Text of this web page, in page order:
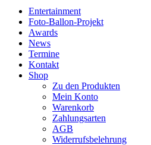
Entertainment
Foto-Ballon-Projekt
Awards
News
Termine
Kontakt
Shop
Zu den Produkten
Mein Konto
Warenkorb
Zahlungsarten
AGB
Widerrufsbelehrung